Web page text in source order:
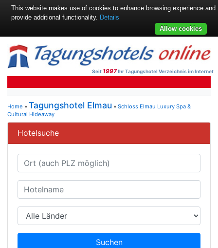
Seit 1997Ihr Tagungshotel Verzeichnis im Internet
Home » Tagungshotel Elmau » Schloss Elmau Luxury Spa &
Cultural Hideaway
Hotelsuche
Suchen
This website makes use of cookies to enhance browsing experience and
provide additional functionality. Details
Allow cookies